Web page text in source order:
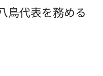
鳥代表を務める